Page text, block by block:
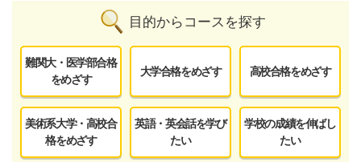
目的からコースを探す
難関大・医学部合格
をめざす
大学合格をめざす 高校合格をめざす
美術系大学・高校合
格をめざす
英語・英会話を学び
たい
学校の成績を伸ばし
たい